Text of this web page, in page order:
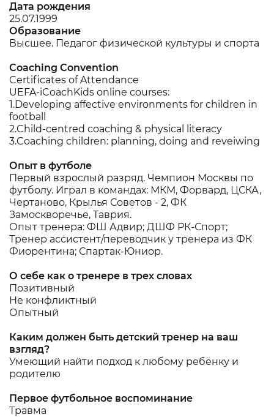
Дата рождения
25.07.1999
Образование
Высшее. Педагог физической культуры и спорта
Coaching Convention
Certificates of Attendance
UEFA-iCoachKids online courses:
1.Developing affective environments for children in
football
2.Child-centred coaching & physical literacy
3.Coaching children: planning, doing and reveiwing
Опыт в футболе
Первый взрослый разряд. Чемпион Москвы по
футболу. Играл в командах: МКМ, Форвард, ЦСКА,
Чертаново, Крылья Советов - 2, ФК
Замоскворечье, Таврия.
Опыт тренера: ФШ Адвир; ДШФ РК-Спорт;
Тренер ассистент/переводчик у тренера из ФК
Фиорентина; Спартак-Юниор.
О себе как о тренере в трех словах
Позитивный
Не конфликтный
Опытный
Каким должен быть детский тренер на ваш
взгляд?
Умеющий найти подход к любому ребёнку и
родителю
Первое футбольное воспоминание
Травма